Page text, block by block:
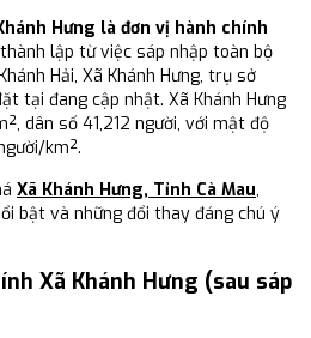
Hưng là đơn vị hành chính
lập từ việc sáp nhập toàn bộ
Hải, Xã Khánh Hưng, trụ sở
tại đang cập nhật. Xã Khánh Hưng
dân số 41,212 người, với mật độ
km².
Xã Khánh Hưng, Tỉnh Cà Mau,
bật và những đổi thay đáng chú ý
Xã Khánh Hưng (sau sáp